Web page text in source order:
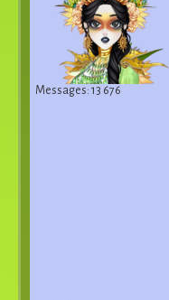
Messages: 13 676